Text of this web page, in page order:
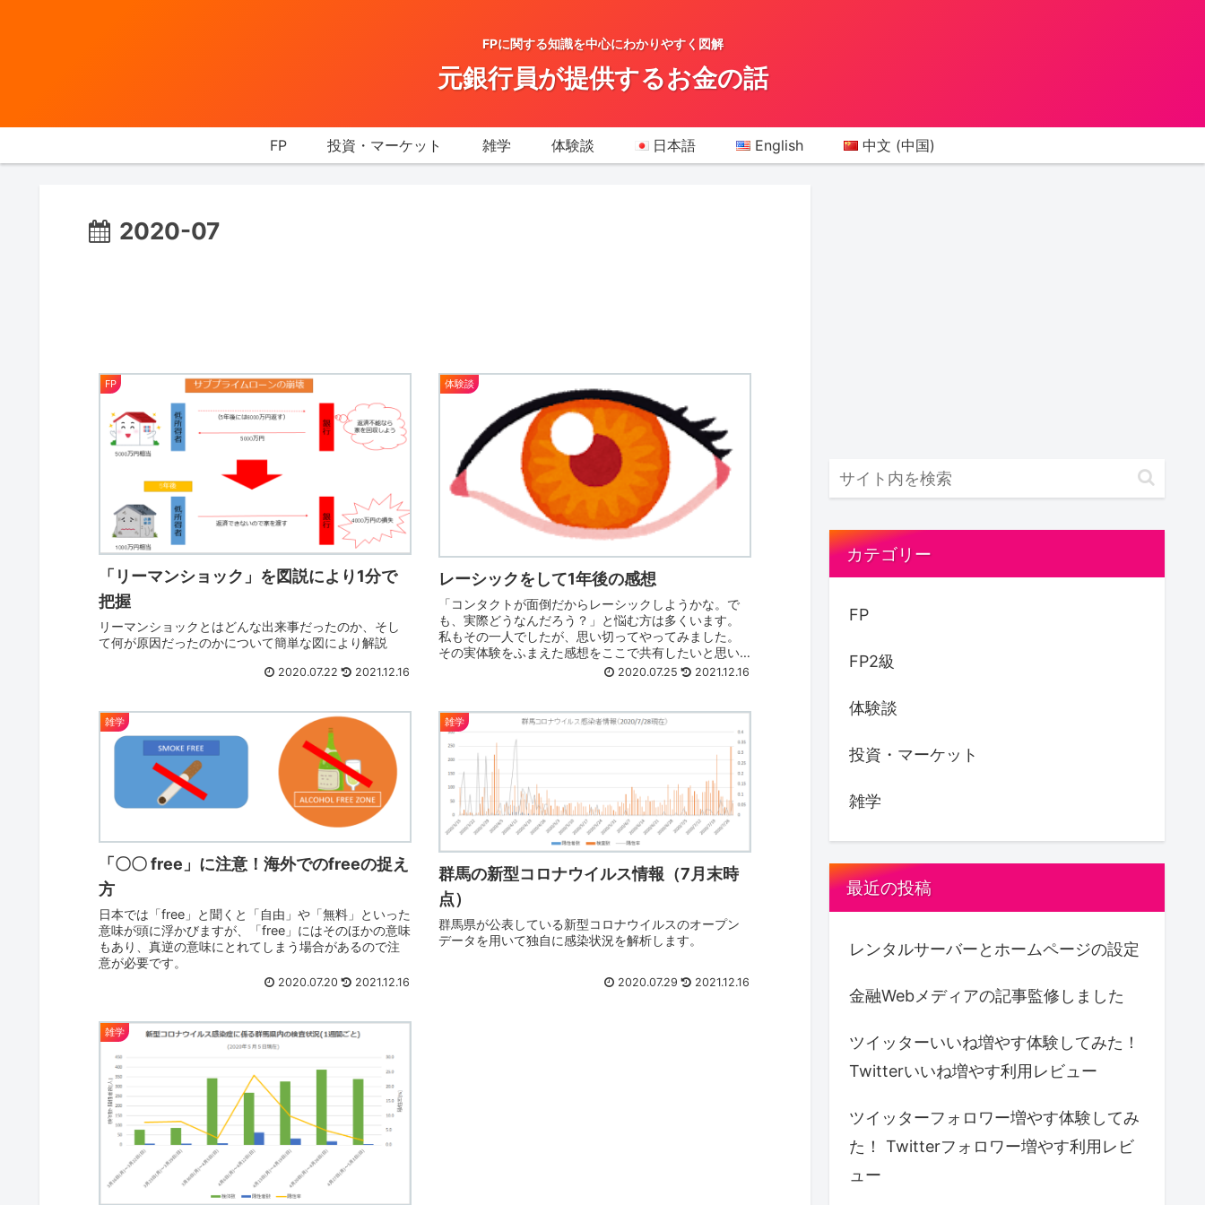
FPに関する知識を中心にわかりやすく図解
元銀行員が提供するお金の話
FP 投資・マーケット 雑学 体験談 日本語 English 中文 (中国)
2020-07
FP
「リーマンショック」を図説により1分で
把握
リーマンショックとはどんな出来事だったのか、そし
て何が原因だったのかについて簡単な図により解説
2020.07.22 2021.12.16
体験談
レーシックをして1年後の感想
「コンタクトが面倒だからレーシックしようかな。で
も、実際どうなんだろう？」と悩む方は多くいます。
私もその一人でしたが、思い切ってやってみました。
その実体験をふまえた感想をここで共有したいと思い
2020.07.25 2021.12.16
雑学
「〇〇 free」に注意！海外でのfreeの捉え
方
日本では「free」と聞くと「自由」や「無料」といった
意味が頭に浮かびますが、「free」にはそのほかの意味
もあり、真逆の意味にとれてしまう場合があるので注
意が必要です。
2020.07.20 2021.12.16
雑学
群馬の新型コロナウイルス情報（7月末時
点）
群馬県が公表している新型コロナウイルスのオープン
データを用いて独自に感染状況を解析します。
2020.07.29 2021.12.16
雑学
カテゴリー
FP
FP2級
体験談
投資・マーケット
雑学
最近の投稿
レンタルサーバーとホームページの設定
金融Webメディアの記事監修しました
ツイッターいいね増やす体験してみた！
Twitterいいね増やす利用レビュー
ツイッターフォロワー増やす体験してみ
た！ Twitterフォロワー増やす利用レビ
ュー